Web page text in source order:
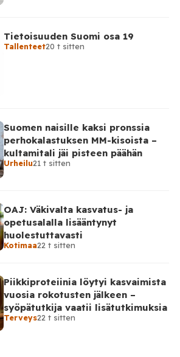
Tietoisuuden Suomi osa 19
Tallenteet20 t sitten
Suomen naisille kaksi pronssia
perhokalastuksen MM-kisoista –
kultamitali jäi pisteen päähän
Urheilu21 t sitten
OAJ: Väkivalta kasvatus- ja
opetusalalla lisääntynyt
huolestuttavasti
Kotimaa22 t sitten
Piikkiproteiinia löytyi kasvaimista
vuosia rokotusten jälkeen –
syöpätutkija vaatii lisätutkimuksia
Terveys22 t sitten